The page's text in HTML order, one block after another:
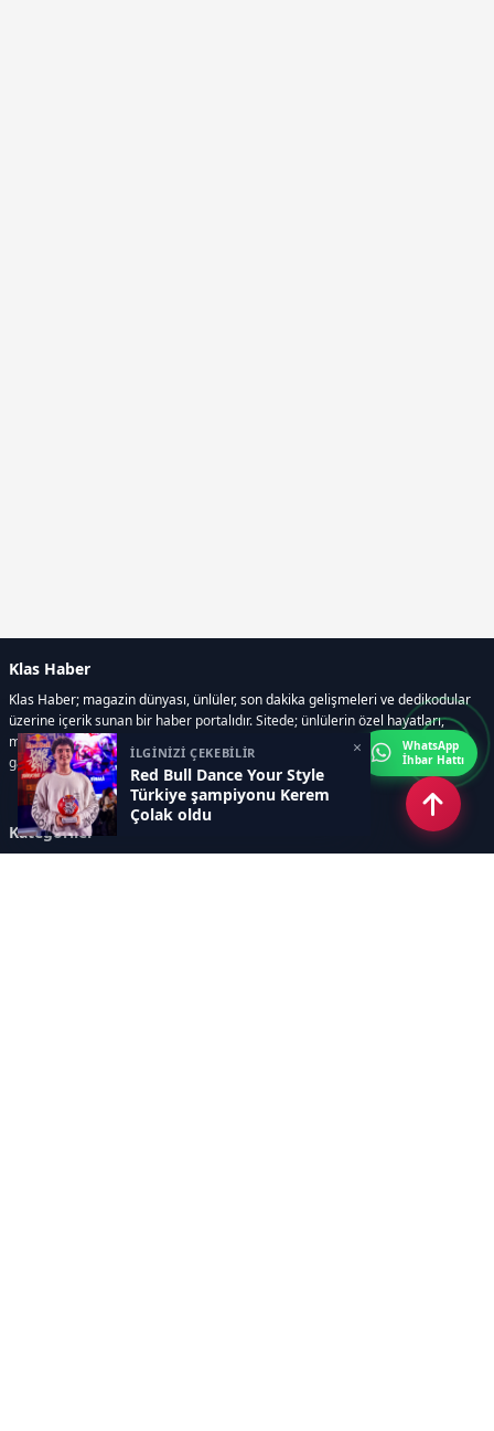
İLGİNİZİ ÇEKEBİLİR
Red Bull Dance Your Style
Türkiye şampiyonu Kerem
Çolak oldu
×
Klas Haber
Klas Haber; magazin dünyası, ünlüler, son dakika gelişmeleri ve dedikodular
üzerine içerik sunan bir haber portalıdır. Sitede; ünlülerin özel hayatları,
magazin gündemi, röportajlar, fotoğraf ve video galerileri, resmi ilanlar, e-
gazete gibi geniş bir içerik yelpazesi bulunur.
Kategoriler
WhatsApp
İhbar Hattı